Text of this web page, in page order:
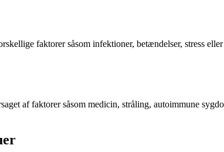
faktorer såsom infektioner, betændelser, stress
af faktorer såsom medicin, stråling, autoimmune